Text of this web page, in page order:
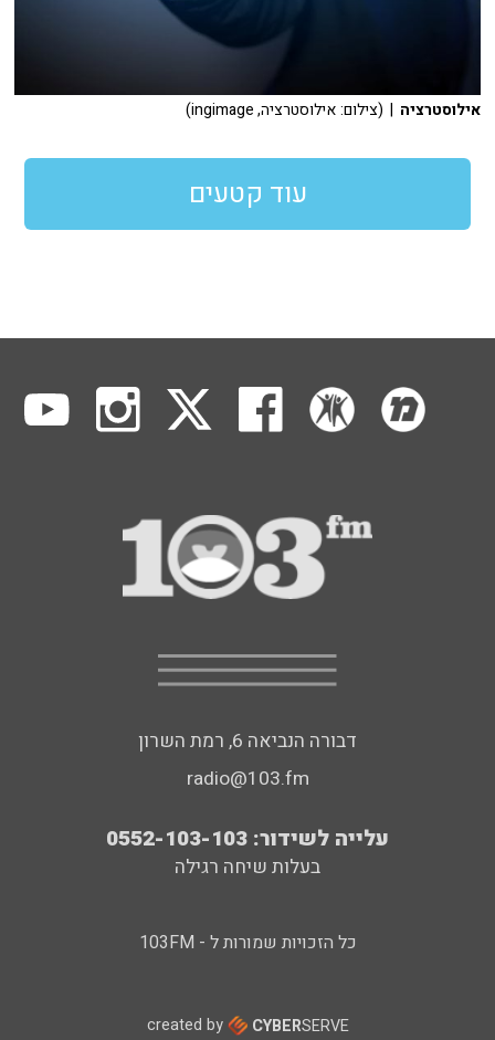
אילוסטרציה | (צילום: אילוסטרציה, ingimage)
עוד קטעים
דבורה הנביאה 6, רמת השרון
radio@103.fm
עלייה לשידור: 0552-103-103
בעלות שיחה רגילה
כל הזכויות שמורות ל - 103FM
created by CYBERSERVE